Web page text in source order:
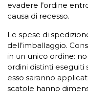
evadere l’ordine
causa di recesso.
Le spese di
dell’imballaggio.
in un unico ordine:
ordini distinti
esso saranno
scatole hanno